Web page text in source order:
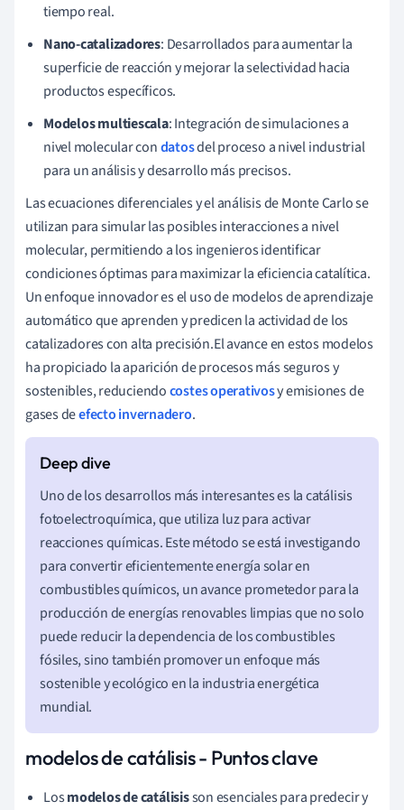
tiempo real.
Nano-catalizadores: Desarrollados para aumentar la
superficie de reacción y mejorar la selectividad hacia
productos específicos.
Modelos multiescala: Integración de simulaciones a
nivel molecular condatosdel proceso a nivel industrial
para un análisis y desarrollo más precisos.
Las ecuaciones diferenciales y el análisis de Monte Carlo se
utilizan para simular las posibles interacciones a nivel
molecular, permitiendo a los ingenieros identificar
condiciones óptimas para maximizar la eficiencia catalítica.
Un enfoque innovador es el uso de modelos de aprendizaje
automático que aprenden y predicen la actividad de los
catalizadores con alta precisión.El avance en estos modelos
ha propiciado la aparición de procesos más seguros y
sostenibles, reduciendocostes operativosy emisiones de
gases deefecto invernadero.
Uno de los desarrollos más interesantes es la catálisis
fotoelectroquímica, que utiliza luz para activar
reacciones químicas. Este método se está investigando
para convertir eficientemente energía solar en
combustibles químicos, un avance prometedor para la
producción de energías renovables limpias que no solo
puede reducir la dependencia de los combustibles
fósiles, sino también promover un enfoque más
sostenible y ecológico en la industria energética
mundial.
modelos de catálisis - Puntos clave
Losmodelos de catálisisson esenciales para predecir y